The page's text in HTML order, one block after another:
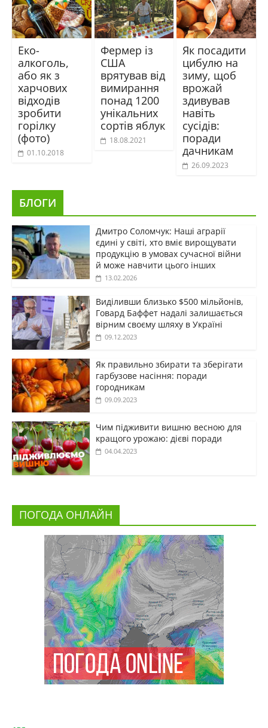
Еко-
алкоголь,
або як з
харчових
відходів
зробити
горілку
(фото)
01.10.2018
Фермер із
США
врятував від
вимирання
понад 1200
унікальних
сортів яблук
18.08.2021
Як посадити
цибулю на
зиму, щоб
врожай
здивував
навіть
сусідів:
поради
дачникам
26.09.2023
БЛОГИ
Дмитро Соломчук: Наші аграрії
єдині у світі, хто вміє вирощувати
продукцію в умовах сучасної війни
й може навчити цього інших
13.02.2026
Виділивши близько $500 мільйонів,
Говард Баффет надалі залишається
вірним своєму шляху в Україні
09.12.2023
Як правильно збирати та зберігати
гарбузове насіння: поради
городникам
09.09.2023
Чим підживити вишню весною для
кращого урожаю: дієві поради
04.04.2023
ПОГОДА ОНЛАЙН